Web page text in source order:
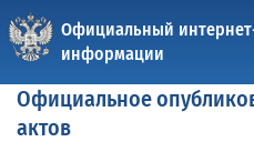
Официальный
информации
Официальное
актов